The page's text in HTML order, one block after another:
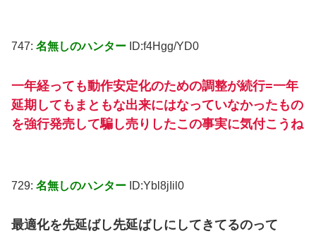
747: 名無しのハンター ID:f4Hgg/YD0
一年経っても動作安定化のための調整が続行=一年
延期してもまともな出来にはなっていなかったもの
を強行発売して騙し売りしたこの事実に気付こうね
729: 名無しのハンター ID:Ybl8jIil0
最適化を先延ばし先延ばしにしてきてるのって